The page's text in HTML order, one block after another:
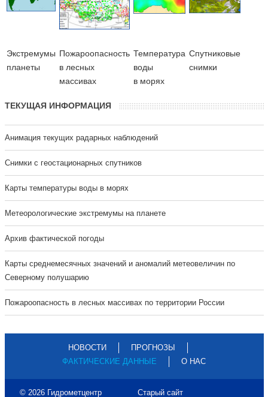
Экстремумы
планеты
Пожароопасность
в лесных
массивах
Температура
воды
в морях
Cпутниковые
снимки
ТЕКУЩАЯ ИНФОРМАЦИЯ
Анимация текущих радарных наблюдений
Cнимки с геостационарных спутников
Карты температуры воды в морях
Метеорологические экстремумы на планете
Архив фактической погоды
Карты среднемесячных значений и аномалий метеовеличин по
Северному полушарию
Пожароопасность в лесных массивах по территории России
НОВОСТИ
ПРОГНОЗЫ
ФАКТИЧЕСКИЕ ДАННЫЕ
О НАС
© 2026 Гидрометцентр
Старый сайт